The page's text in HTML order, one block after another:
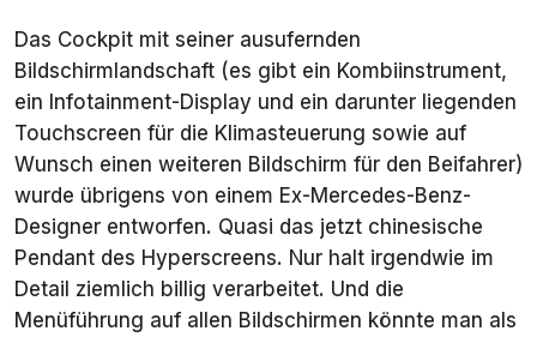
Das Cockpit mit seiner ausufernden
Bildschirmlandschaft (es gibt ein Kombiinstrument,
ein Infotainment-Display und ein darunter liegenden
Touchscreen für die Klimasteuerung sowie auf
Wunsch einen weiteren Bildschirm für den Beifahrer)
wurde übrigens von einem Ex-Mercedes-Benz-
Designer entworfen. Quasi das jetzt chinesische
Pendant des Hyperscreens. Nur halt irgendwie im
Detail ziemlich billig verarbeitet. Und die
Menüführung auf allen Bildschirmen könnte man als